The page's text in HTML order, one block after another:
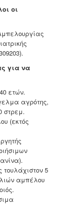
οι
για να
ετών.
αγρότης,
στρεμ.
(εκτός
5
αμπέλου